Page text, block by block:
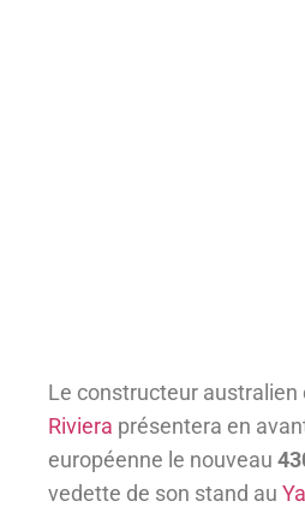
Le constructeur australien
Riviera présentera en
européenne le nouveau
vedette de son stand au